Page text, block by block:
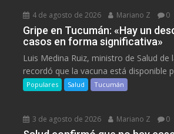
4 de agosto de 2026 Mariano Z 0
Gripe en Tucumán: «Hay un
casos en forma significativa»
Luis Medina Ruiz, ministro de Salud de
recordó que la vacuna está disponible
Populares Salud Tucumán
3 de agosto de 2026 Mariano Z 0